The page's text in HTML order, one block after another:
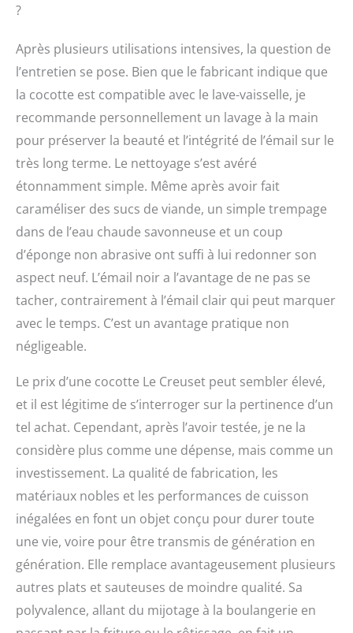
?
Après plusieurs utilisations intensives, la question de
l’entretien se pose. Bien que le fabricant indique que
la cocotte est compatible avec le lave-vaisselle, je
recommande personnellement un lavage à la main
pour préserver la beauté et l’intégrité de l’émail sur le
très long terme. Le nettoyage s’est avéré
étonnamment simple. Même après avoir fait
caraméliser des sucs de viande, un simple trempage
dans de l’eau chaude savonneuse et un coup
d’éponge non abrasive ont suffi à lui redonner son
aspect neuf. L’émail noir a l’avantage de ne pas se
tacher, contrairement à l’émail clair qui peut marquer
avec le temps. C’est un avantage pratique non
négligeable.
Le prix d’une cocotte Le Creuset peut sembler élevé,
et il est légitime de s’interroger sur la pertinence d’un
tel achat. Cependant, après l’avoir testée, je ne la
considère plus comme une dépense, mais comme un
investissement. La qualité de fabrication, les
matériaux nobles et les performances de cuisson
inégalées en font un objet conçu pour durer toute
une vie, voire pour être transmis de génération en
génération. Elle remplace avantageusement plusieurs
autres plats et sauteuses de moindre qualité. Sa
polyvalence, allant du mijotage à la boulangerie en